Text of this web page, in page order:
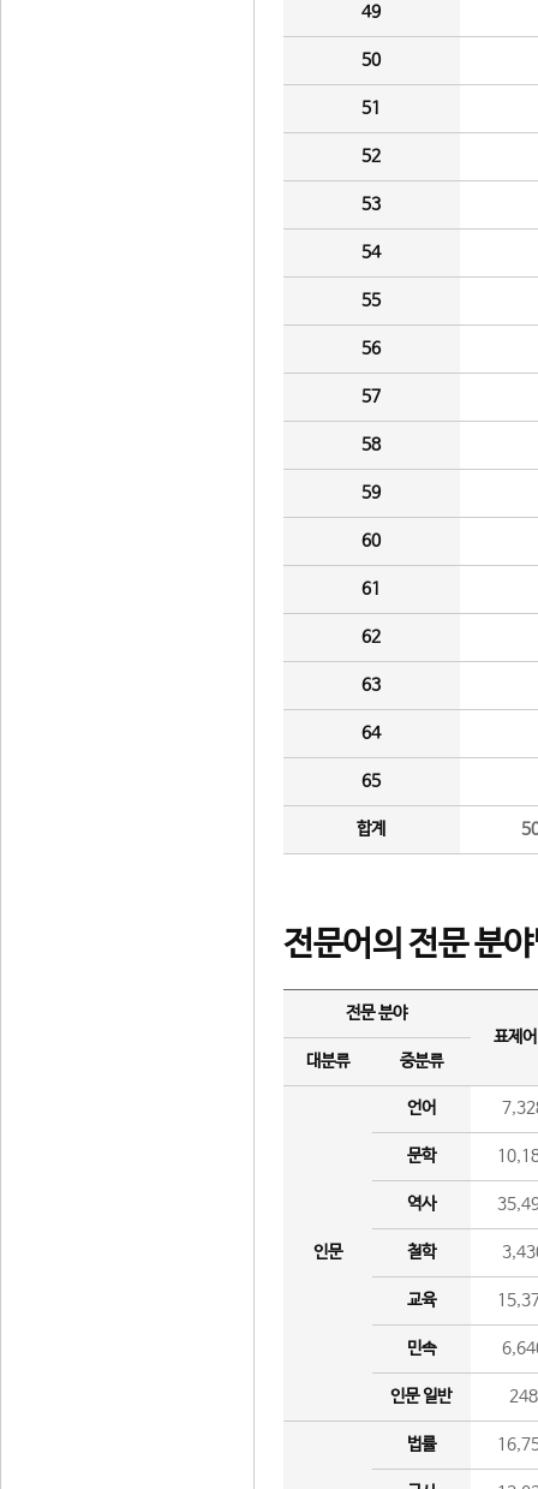
49
50
51
52
53
54
55
56
57
58
59
60
61
62
63
64
65
합계
전문어의 전문 분
전문 분야
표제
대분류
중분류
인문
언어
문학
역사
철학
교육
민속
인문 일반 248
법률